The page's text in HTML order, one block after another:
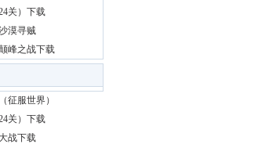
关）下载
漠寻贼
峰之战下载
征服世界）
关）下载
战下载